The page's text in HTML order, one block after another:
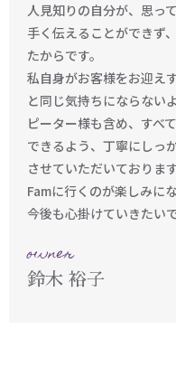
人見知りの自分が、思っ
手く伝えることができず
たからです。
私自身がお客様をお迎え
と同じ気持ちにならない
ピーター様も含め、すべ
できるよう、丁寧にしっ
させていただいております
Famに行くのが楽しみに
今後も心掛けていきたいで
owner
鈴木 裕子